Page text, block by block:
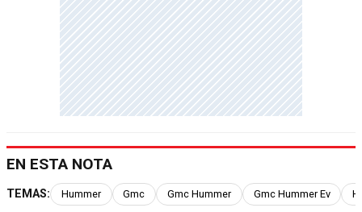
EN ESTA NOTA
TEMAS: Hummer Gmc Gmc Hummer Gmc Hummer Ev